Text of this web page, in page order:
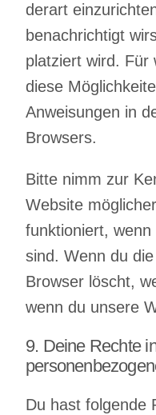
derart
benachrichtigt
platziert wird. Für
diese
Anweisungen in
Browsers.
Bitte nimm zur
Website
funktioniert,
sind. Wenn du
Browser löscht,
wenn du unsere
9. Deine Rechte
Du hast folgende